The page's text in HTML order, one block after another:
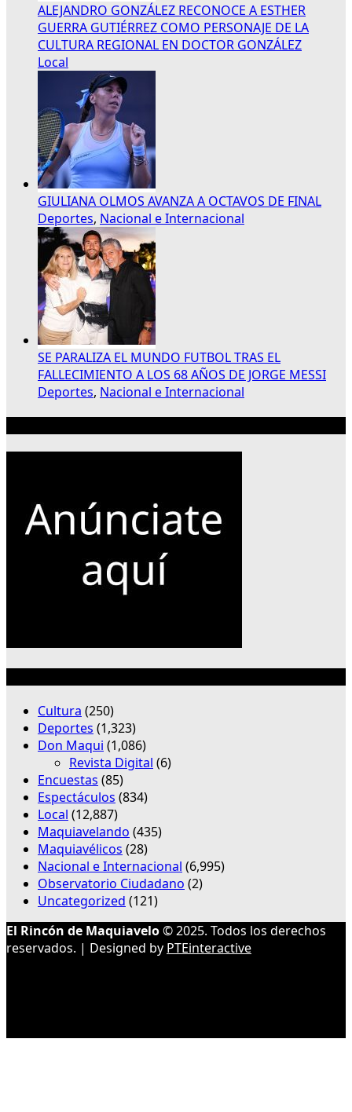
ALEJANDRO GONZÁLEZ RECONOCE A ESTHER
GUERRA GUTIÉRREZ COMO PERSONAJE DE LA
CULTURA REGIONAL EN DOCTOR GONZÁLEZ
Local
GIULIANA OLMOS AVANZA A OCTAVOS DE FINAL
Deportes, Nacional e Internacional
SE PARALIZA EL MUNDO FUTBOL TRAS EL
FALLECIMIENTO A LOS 68 AÑOS DE JORGE MESSI
Deportes, Nacional e Internacional
Cultura (250)
Deportes (1,323)
Don Maqui (1,086)
Revista Digital (6)
Encuestas (85)
Espectáculos (834)
Local (12,887)
Maquiavelando (435)
Maquiavélicos (28)
Nacional e Internacional (6,995)
Observatorio Ciudadano (2)
Uncategorized (121)
El Rincón de Maquiavelo© 2025. Todos los derechos
reservados. | Designed by PTEinteractive